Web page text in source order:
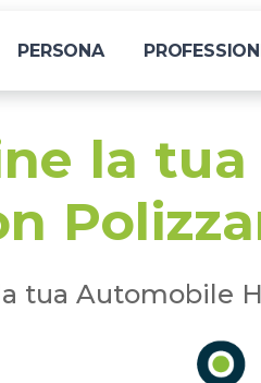
PERSONA
la
tua Automobile